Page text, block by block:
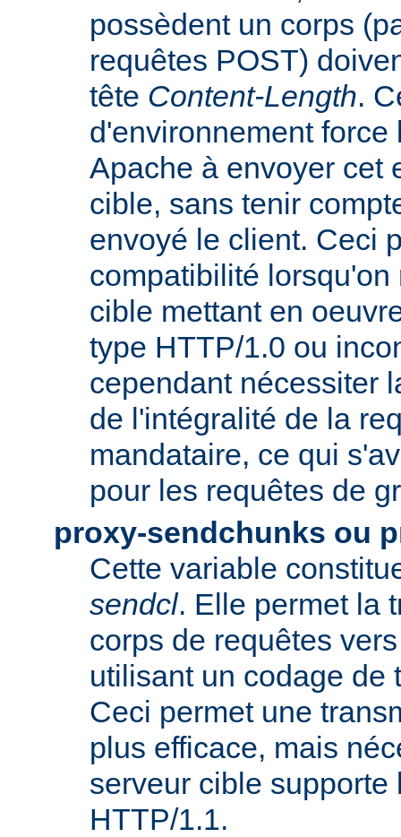
possèdent un corps
requêtes POST)
tête Content-Length.
d'environnement force
Apache à envoyer cet
cible, sans tenir
envoyé le client. Ceci
compatibilité
cible mettant en
type HTTP/1.0 ou
cependant nécessiter
de l'intégralité de la
mandataire, ce qui
pour les requêtes de
proxy-sendchunks ou
Cette variable
sendcl. Elle permet la
corps de requêtes
utilisant un codage de
Ceci permet une
plus efficace, mais
serveur cible supporte
HTTP/1.1.